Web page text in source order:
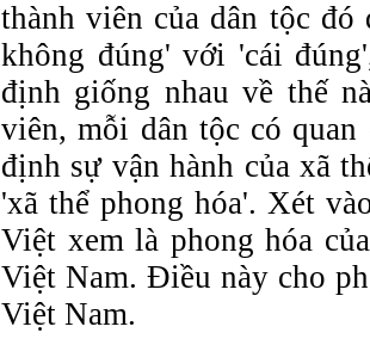
thành viên của dân tộc đó
không đúng' với 'cái
định giống nhau về thế
viên, mỗi dân tộc có
định sự vận hành của xã
'xã thể phong hóa'. Xét
Việt xem là phong hóa
Việt Nam. Điều này cho
Việt Nam.